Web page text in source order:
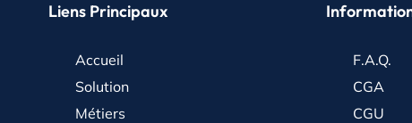
Liens Principaux
Accueil
Solution
Métiers
F.A.Q.
CGA
CGU